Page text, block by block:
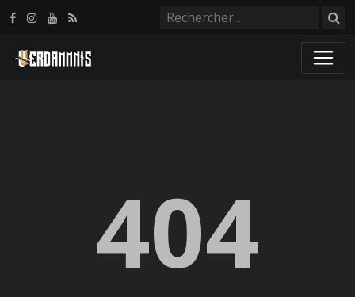
404
Panneau de gestion des cookies